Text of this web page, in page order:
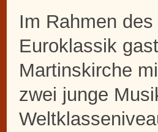
Im Rahmen
Euroklassik
Martinskirche
zwei junge